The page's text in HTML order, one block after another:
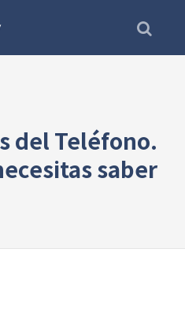
del Teléfono.
saber